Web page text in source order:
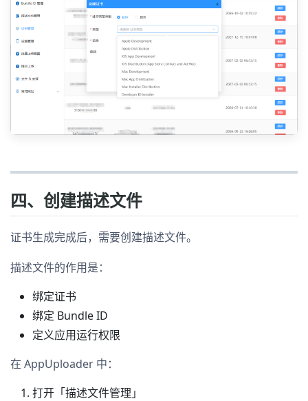
四、创建描述文件
证书生成完成后，需要创建描述文件。
描述文件的作用是：
绑定证书
绑定 Bundle ID
定义应用运行权限
在 AppUploader 中：
打开「描述文件管理」